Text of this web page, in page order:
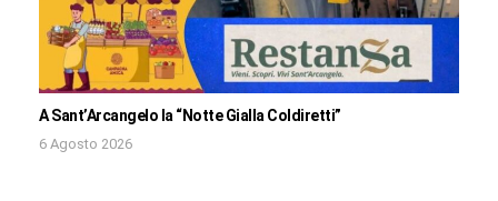
A Sant’Arcangelo la “Notte Gialla Coldiretti”
6 Agosto 2026